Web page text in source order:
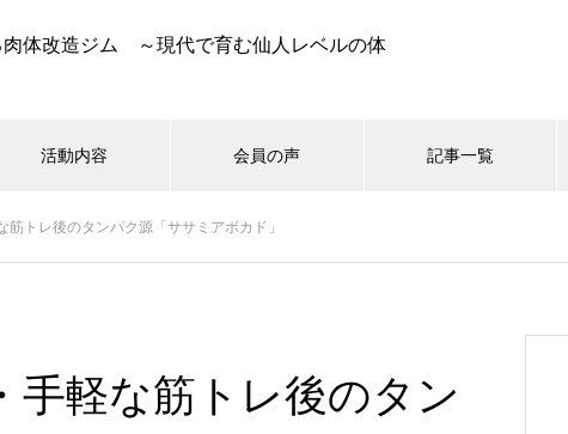
肉体改造ジム ～現代で育む仙人レベルの体
活動内容 会員の声 記事一覧
トレ後のタンパク源「ササミアボカド」
手軽な筋トレ後のタン